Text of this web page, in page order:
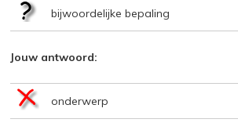
bijwoordelijke bepaling
Jouw antwoord:
onderwerp